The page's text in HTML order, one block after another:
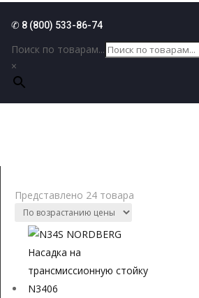
✆ 8 (800) 533-86-74
Поиск по товарам...
×
Представлено 24 товара